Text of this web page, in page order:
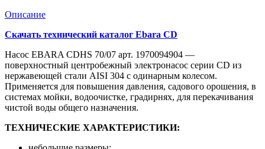
Описание
Скачать технический каталог Ebara CD
Насос EBARA CDHS 70/07 арт. 1970094904 —
поверхностный центробежный электронасос серии CD из
нержавеющей стали AISI 304 с одинарным колесом.
Применяется для повышения давления, садового орошения, в
системах мойки, водоочистке, градирнях, для перекачивания
чистой воды общего назначения.
ТЕХНИЧЕСКИЕ ХАРАКТЕРИСТИКИ: